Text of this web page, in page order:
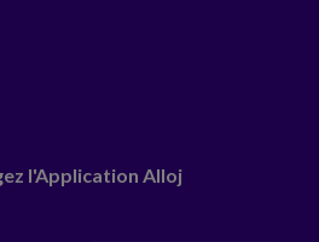
l'Application Alloj